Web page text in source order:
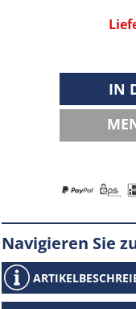
IN
Navigieren Sie